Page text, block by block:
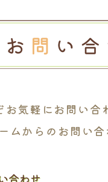
お気軽にお問い合
ムからの お問い
合わせ